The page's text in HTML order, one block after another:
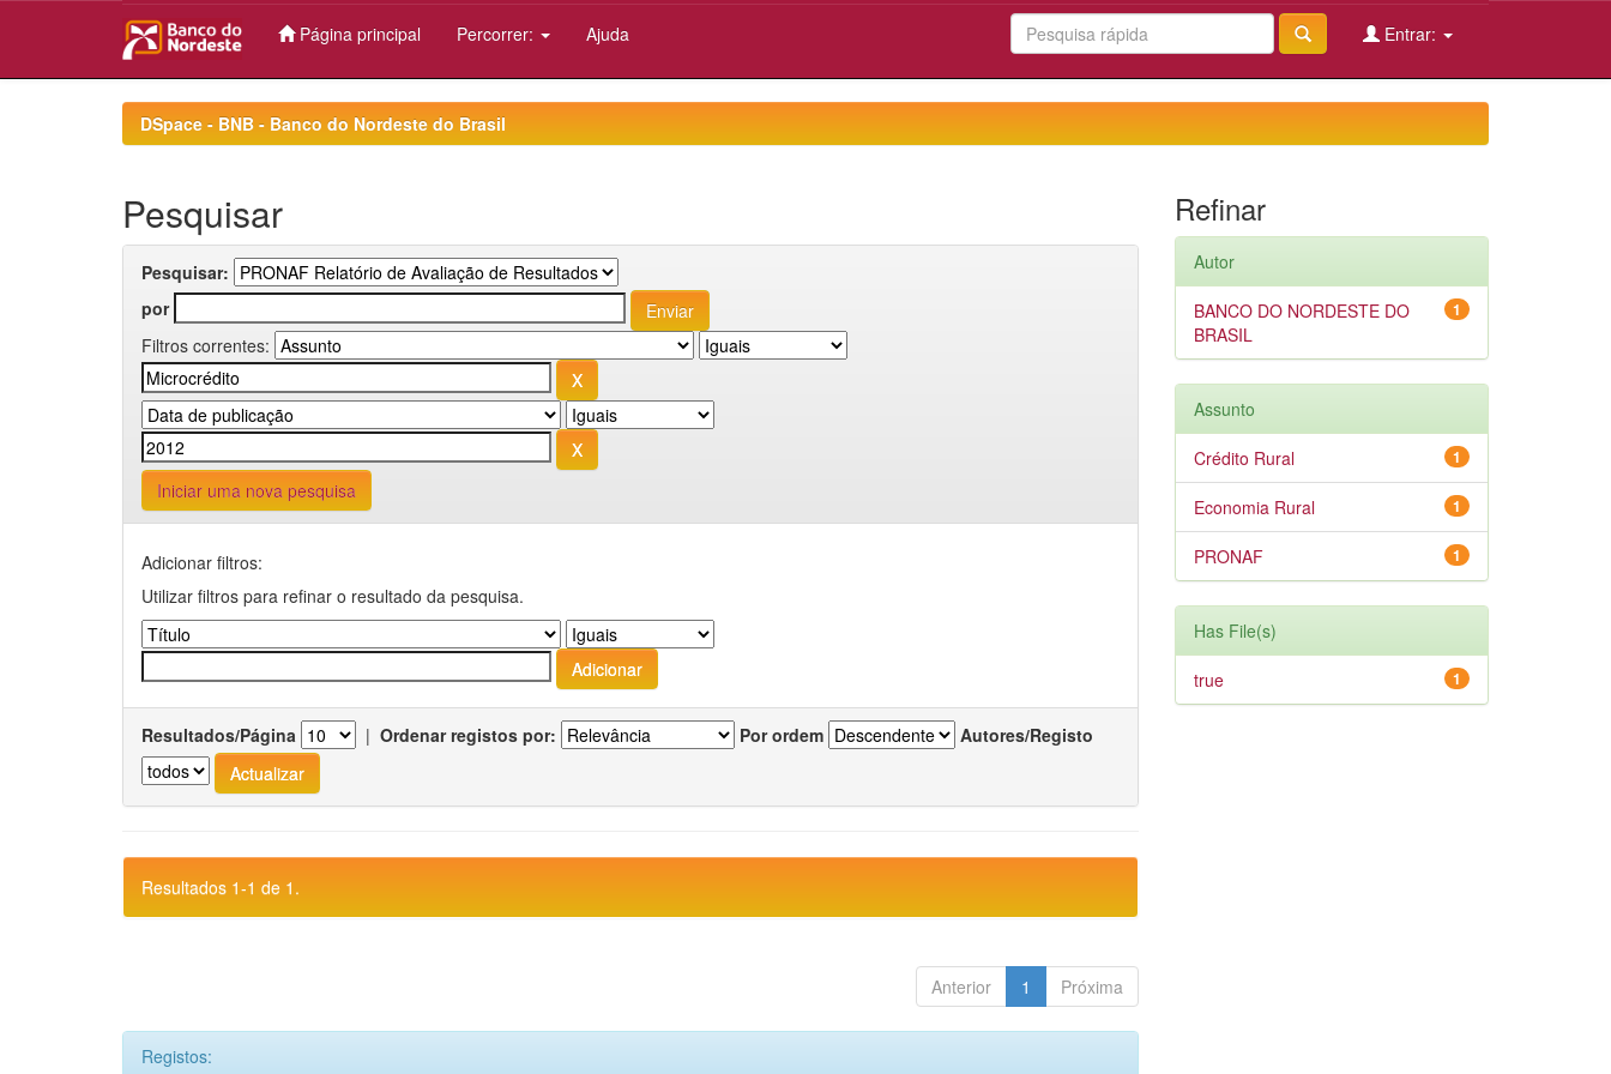
Página principal Percorrer: Ajuda Entrar:
DSpace - BNB - Banco do Nordeste do Brasil
Pesquisar
Pesquisar:
por
Filtros correntes:
Iniciar uma nova pesquisa
Adicionar filtros:
Utilizar filtros para refinar o resultado da pesquisa.
Resultados/Página | Ordenar registos por: Por ordem Autores/Registo
Resultados 1-1 de 1.
Anterior 1 Próxima
Registos:
Refinar
Autor
1
BANCO DO NORDESTE DO
BRASIL
Assunto
1
Crédito Rural
1
Economia Rural
1
PRONAF
Has File(s)
1
true